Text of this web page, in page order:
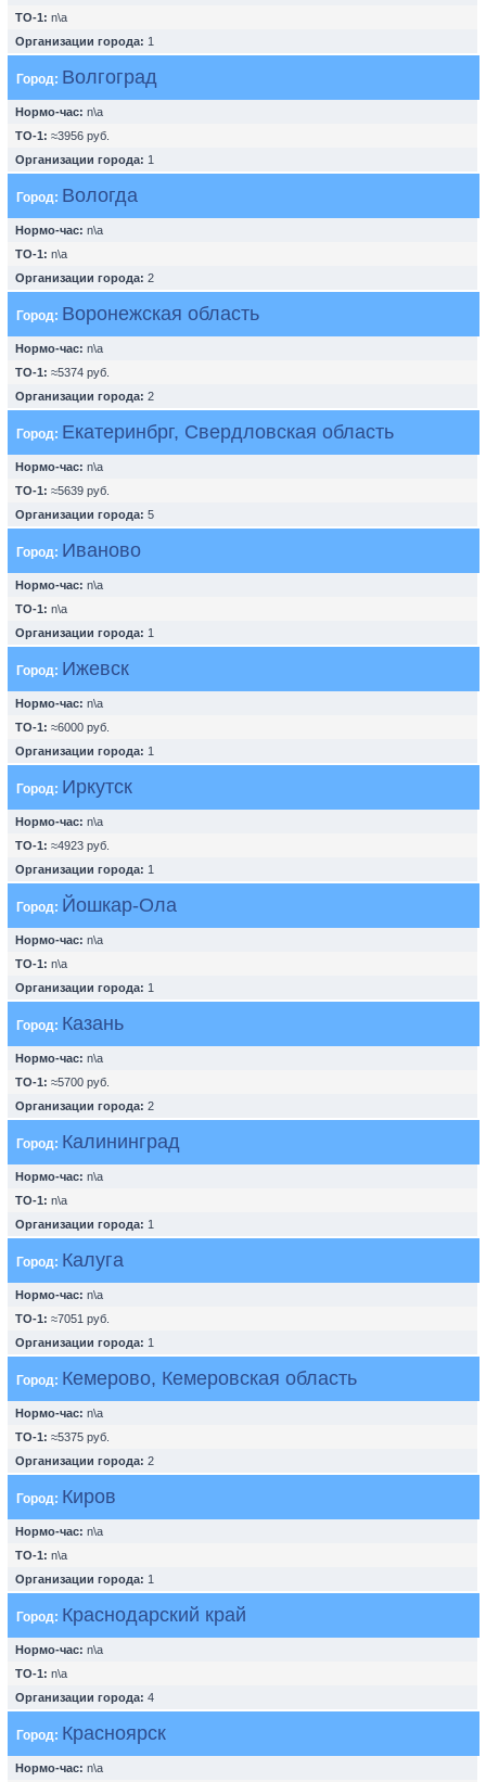
ТО-1: n\a
Организации города: 1
Город: Волгоград
Нормо-час: n\a
ТО-1: ≈3956 руб.
Организации города: 1
Город: Вологда
Нормо-час: n\a
ТО-1: n\a
Организации города: 2
Город: Воронежская область
Нормо-час: n\a
ТО-1: ≈5374 руб.
Организации города: 2
Город: Екатеринбрг, Свердловская область
Нормо-час: n\a
ТО-1: ≈5639 руб.
Организации города: 5
Город: Иваново
Нормо-час: n\a
ТО-1: n\a
Организации города: 1
Город: Ижевск
Нормо-час: n\a
ТО-1: ≈6000 руб.
Организации города: 1
Город: Иркутск
Нормо-час: n\a
ТО-1: ≈4923 руб.
Организации города: 1
Город: Йошкар-Ола
Нормо-час: n\a
ТО-1: n\a
Организации города: 1
Город: Казань
Нормо-час: n\a
ТО-1: ≈5700 руб.
Организации города: 2
Город: Калининград
Нормо-час: n\a
ТО-1: n\a
Организации города: 1
Город: Калуга
Нормо-час: n\a
ТО-1: ≈7051 руб.
Организации города: 1
Город: Кемерово, Кемеровская область
Нормо-час: n\a
ТО-1: ≈5375 руб.
Организации города: 2
Город: Киров
Нормо-час: n\a
ТО-1: n\a
Организации города: 1
Город: Краснодарский край
Нормо-час: n\a
ТО-1: n\a
Организации города: 4
Город: Красноярск
Нормо-час: n\a